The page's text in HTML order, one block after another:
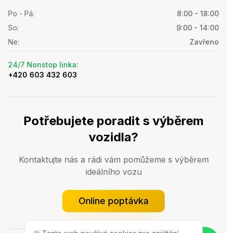
Po - Pá:
8:00 - 18:00
So:
9:00 - 14:00
Ne: Zavřeno
24/7 Nonstop linka:
+420 603 432 603
Potřebujete poradit s výběrem
vozidla?
Kontaktujte nás a rádi vám pomůžeme s výběrem
ideálního vozu
Online poptávka